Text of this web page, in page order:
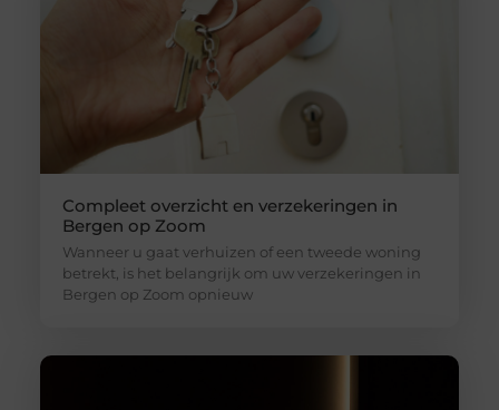
Compleet overzicht en verzekeringen in
Bergen op Zoom
Wanneer u gaat verhuizen of een tweede woning
betrekt, is het belangrijk om uw verzekeringen in
Bergen op Zoom opnieuw